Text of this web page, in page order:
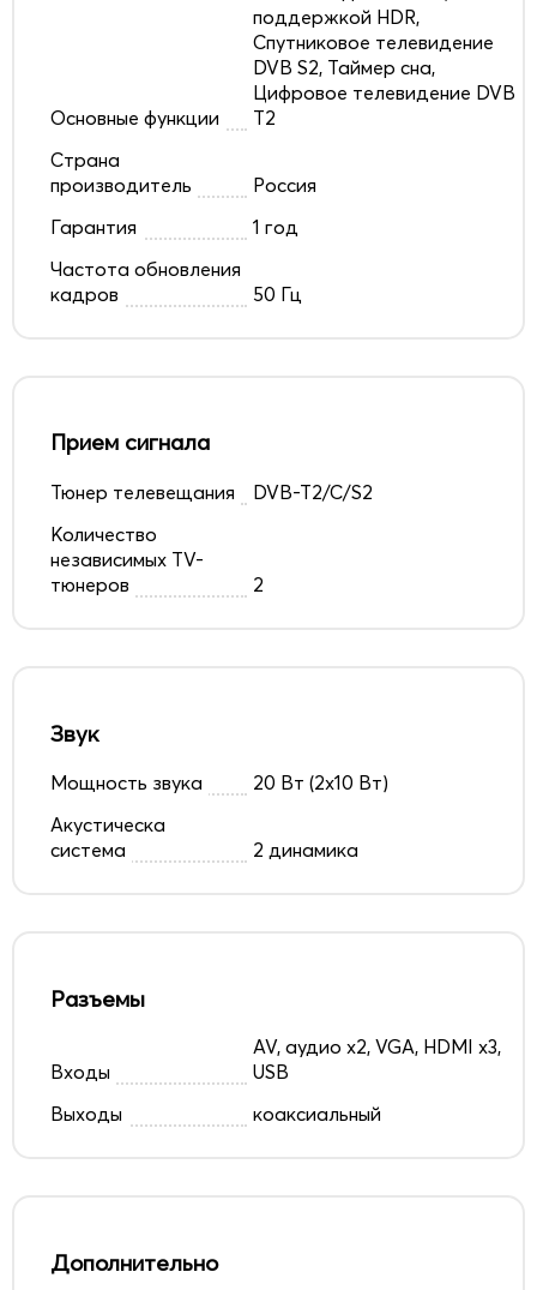
Основные функции
поддержкой HDR,
Спутниковое телевидение
DVB S2, Таймер сна,
Цифровое телевидение DVB
T2
Страна
производитель
Россия
Гарантия
1 год
Частота обновления
кадров
50 Гц
Прием сигнала
Тюнер телевещания
DVB-T2/C/S2
Количество
независимых TV-
тюнеров
2
Звук
Мощность звука
20 Вт (2х10 Вт)
Акустическа
система
2 динамика
Разъемы
Входы
AV, аудио x2, VGA, HDMI x3,
USB
Выходы
коаксиальный
Дополнительно